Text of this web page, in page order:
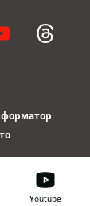
Youtube